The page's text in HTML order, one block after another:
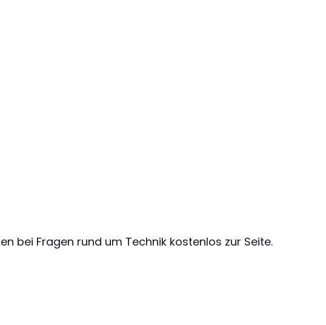
bei Fragen rund um Technik kostenlos zur Seite.